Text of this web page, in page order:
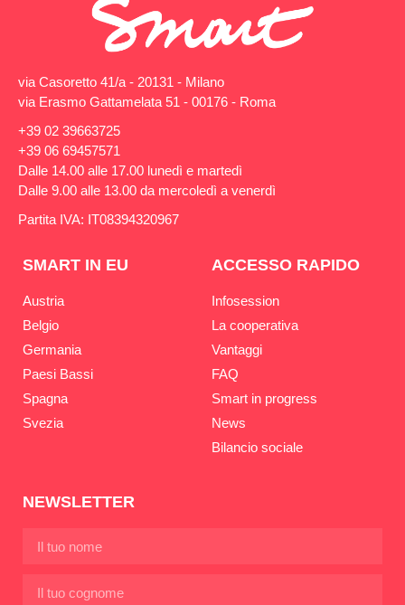
via Casoretto 41/a - 20131 - Milano
via Erasmo Gattamelata 51 - 00176 - Roma
+39 02 39663725
+39 06 69457571
Dalle 14.00 alle 17.00 lunedì e martedì
Dalle 9.00 alle 13.00 da mercoledì a venerdì
Partita IVA: IT08394320967
SMART IN EU
Austria
Belgio
Germania
Paesi Bassi
Spagna
Svezia
ACCESSO RAPIDO
Infosession
La cooperativa
Vantaggi
FAQ
Smart in progress
News
Bilancio sociale
NEWSLETTER